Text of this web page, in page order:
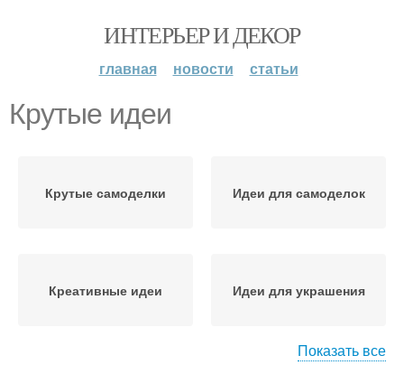
ИНТЕРЬЕР И ДЕКОР
главная новости статьи
Крутые идеи
Крутые самоделки Идеи для самоделок
Креативные идеи Идеи для украшения
Показать все